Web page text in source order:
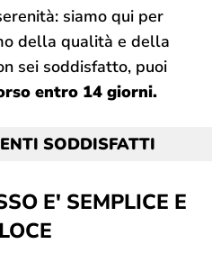
siamo qui per
della qualità e della
sei soddisfatto, puoi
entro 14 giorni.
SODDISFATTI
E' SEMPLICE E